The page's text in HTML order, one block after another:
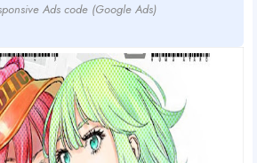
Ads code (Google Ads)